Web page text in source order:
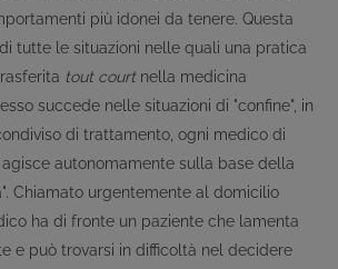
più idonei da tenere. Questa
tutte le situazioni nelle quali una pratica
tout court nella medicina
succede nelle situazioni di "confine", in
di trattamento, ogni medico di
autonomamente sulla base della
Chiamato urgentemente al domicilio
ha di fronte un paziente che lamenta
e può trovarsi in difficoltà nel decidere